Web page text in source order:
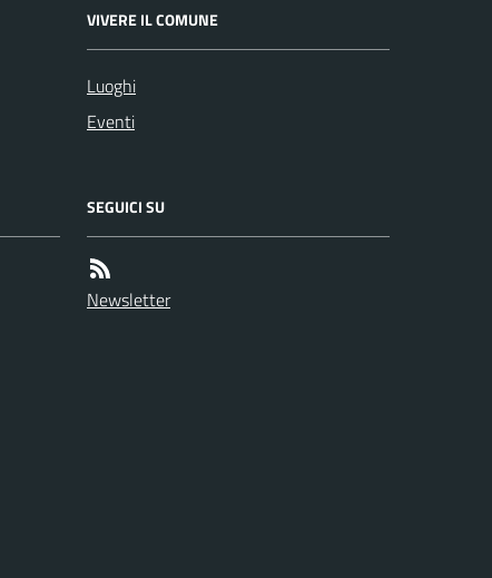
VIVERE IL COMUNE
Luoghi
Eventi
SEGUICI SU
Newsletter